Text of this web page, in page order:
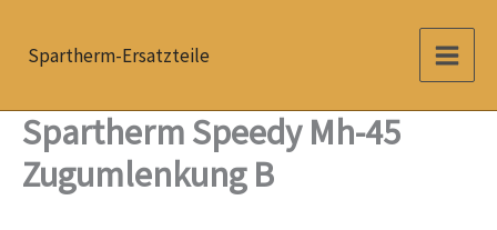
InhaltSpartherm-Ersatzteile
Spartherm Speedy Mh-45
Zugumlenkung B